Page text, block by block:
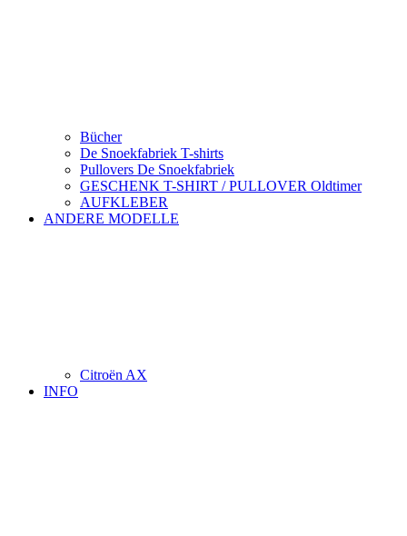
Bücher
De Snoekfabriek T-shirts
Pullovers De Snoekfabriek
GESCHENK T-SHIRT / PULLOVER Oldtimer
AUFKLEBER
ANDERE MODELLE
Citroën AX
INFO